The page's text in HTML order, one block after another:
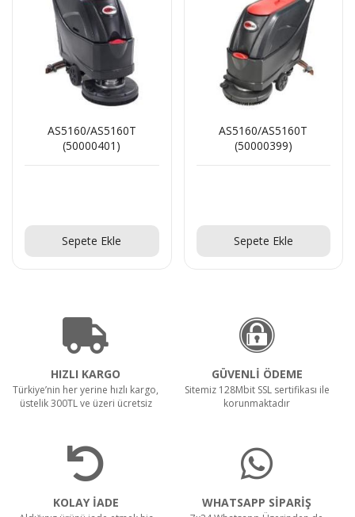
AS5160/AS5160T
(50000401)
Sepete Ekle
AS5160/AS5160T
(50000399)
Sepete Ekle
HIZLI KARGO
Türkiye’nin her yerine hızlı kargo,
üstelik 300TL ve üzeri ücretsiz
GÜVENLİ ÖDEME
Sitemiz 128Mbit SSL sertifikası ile
korunmaktadır
KOLAY İADE WHATSAPP SİPARİŞ